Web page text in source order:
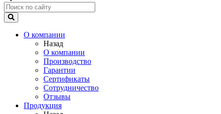
О компании
Назад
О компании
Производство
Гарантии
Сертификаты
Сотрудничество
Отзывы
Продукция